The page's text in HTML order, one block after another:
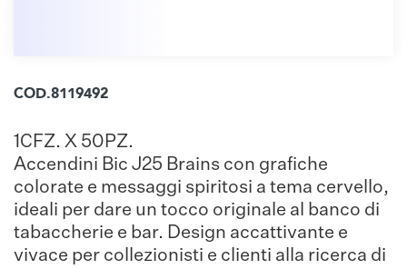
COD.8119492
1CFZ. X 50PZ.
Accendini Bic J25 Brains con grafiche
colorate e messaggi spiritosi a tema cervello,
ideali per dare un tocco originale al banco di
tabaccherie e bar. Design accattivante e
vivace per collezionisti e clienti alla ricerca di